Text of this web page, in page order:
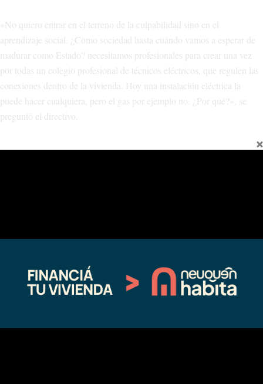
«No quiero entrar en el terreno de la culpabilidad sino en el
aprendizaje social. ¿Como sociedad hasta cuándo vamos a esperar de
madurar como Estado? necesitamos profesionales para crear una vez
por todas un colegio profesional de técnicos eléctricos, que regulen las
conexiones dentro de la vivienda. Hoy una instalación eléctrica la
puede hacer cualquiera, pero el gas por ejemplo no. ¿Por qué?», se
preguntó el directivo.
desde el colegio hicieron una campaña de concientización al respecto.